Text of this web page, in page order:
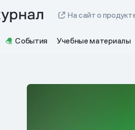
На сайт о
События Учебные материалы